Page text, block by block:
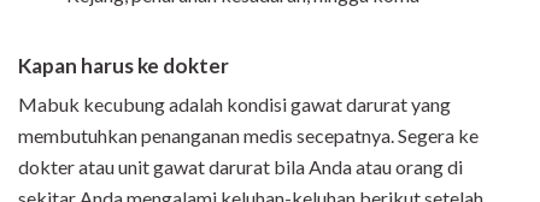
Kapan harus ke dokter
Mabuk kecubung adalah kondisi gawat darurat yang
membutuhkan penanganan medis secepatnya. Segera ke
dokter atau unit gawat darurat bila Anda atau orang di